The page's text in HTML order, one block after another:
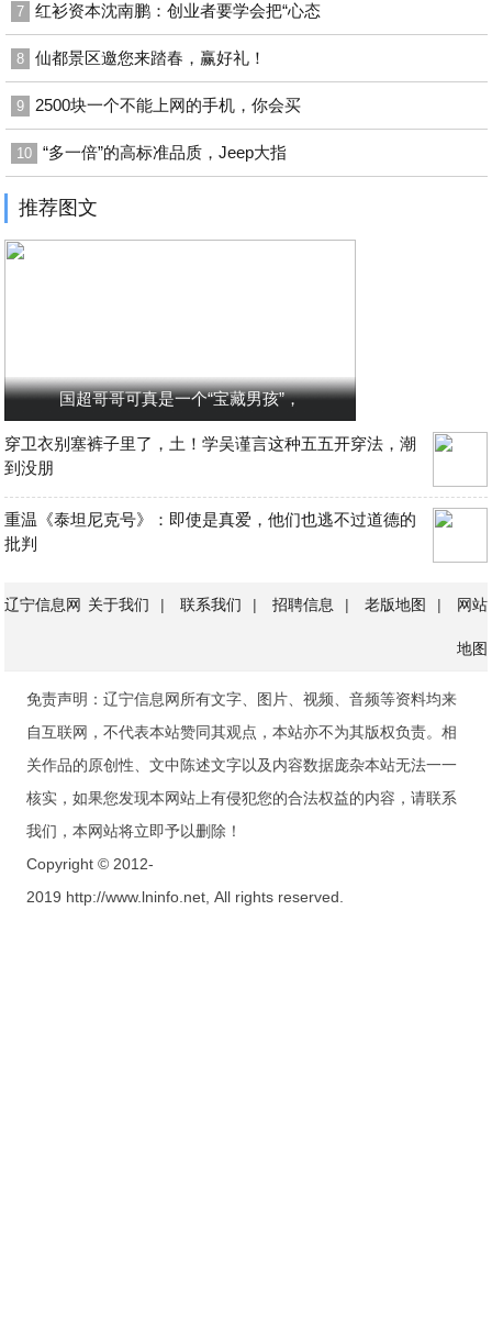
7 红衫资本沈南鹏：创业者要学会把“心态
8 仙都景区邀您来踏春，赢好礼！
9 2500块一个不能上网的手机，你会买
10 “多一倍”的高标准品质，Jeep大指
推荐图文
国超哥哥可真是一个“宝藏男孩”，
穿卫衣别塞裤子里了，土！学吴谨言这种五五开穿法，潮
到没朋
重温《泰坦尼克号》：即使是真爱，他们也逃不过道德的
批判
辽宁信息网 关于我们 | 联系我们 | 招聘信息 | 老版地图 | 网站
地图
免责声明：辽宁信息网所有文字、图片、视频、音频等资料均来
自互联网，不代表本站赞同其观点，本站亦不为其版权负责。相
关作品的原创性、文中陈述文字以及内容数据庞杂本站无法一一
核实，如果您发现本网站上有侵犯您的合法权益的内容，请联系
我们，本网站将立即予以删除！
Copyright © 2012-
2019 http://www.lninfo.net, All rights reserved.